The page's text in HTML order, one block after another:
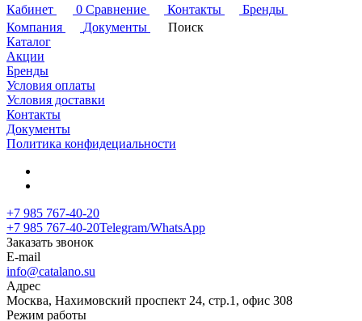
Кабинет
0 Сравнение Контакты
Бренды
Компания
Документы
Поиск
Каталог
Акции
Бренды
Условия оплаты
Условия доставки
Контакты
Документы
Политика конфидециальности
+7 985 767-40-20
+7 985 767-40-20Telegram/WhatsApp
Заказать звонок
E-mail
info@catalano.su
Адрес
Москва, Нахимовский проспект 24, стр.1, офис 308
Режим работы